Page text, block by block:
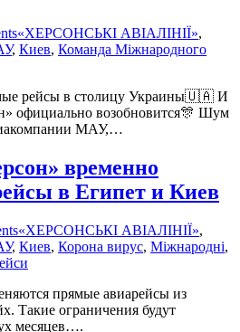
«ХЕРСОНСЬКІ АВІАЛІНІЇ»,
, Киев, Команда Міжнародного
рейсы в столицу Украины🇺🇦 И
официально возобновится🎊 Шум
МАУ,…
временно
в Египет и Киев
«ХЕРСОНСЬКІ АВІАЛІНІЇ»,
, Киев, Корона вирус, Міжнародні,
прямые авиарейсы из
Такие ограничения будут
месяцев….